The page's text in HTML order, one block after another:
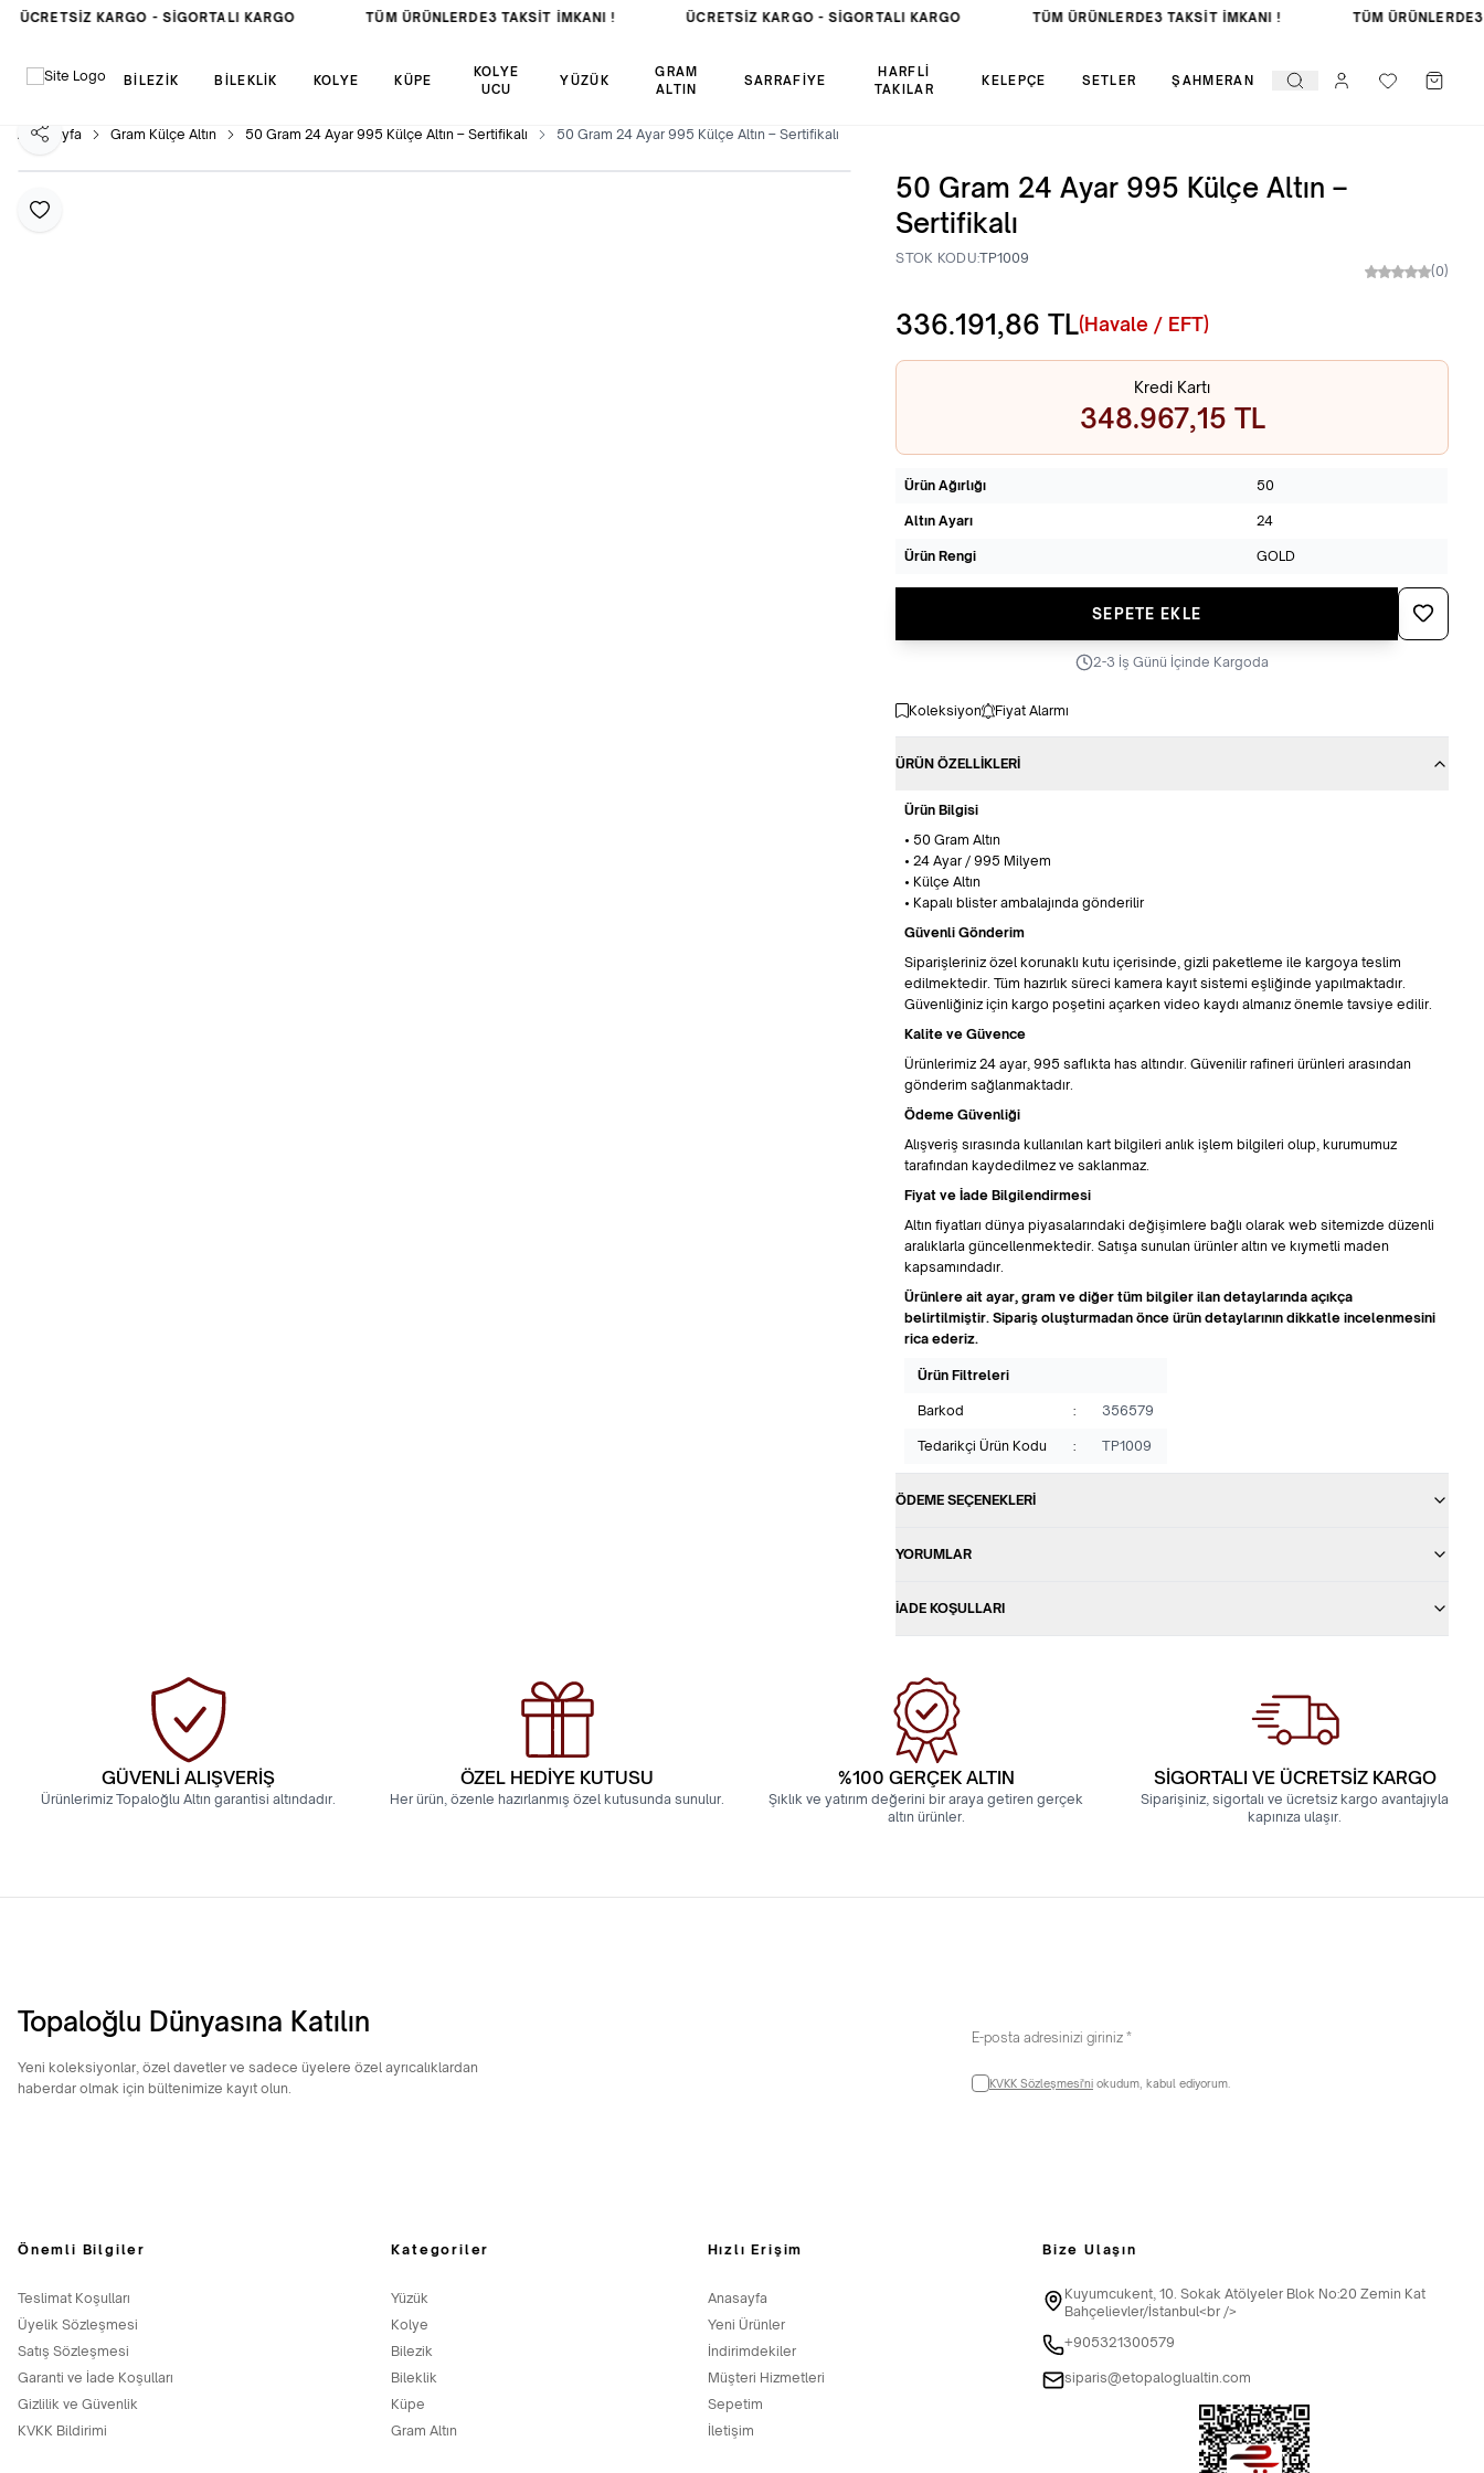
ÜCRETSIZ KARGO - SIGORTALI KARGO TÜM ÜRÜNLERDE3 TAKSİT İMKANI ! ÜCRETSIZ KARGO - SIGORTALI KARGO TÜM ÜRÜNLERDE3 TAKSİT İMKANI ! TÜM ÜRÜNLERDE3
BİLEZİK BİLEKLİK KOLYE KÜPE
KOLYE
UCU
YÜZÜK
GRAM
ALTIN
SARRAFİYE
HARFLİ
TAKILAR
KELEPÇE SETLER ŞAHMERAN
Ana Sayfa Gram Külçe Altın 50 Gram 24 Ayar 995 Külçe Altın – Sertifikalı 50 Gram 24 Ayar 995 Külçe Altın – Sertifikalı
Favoriye Ekle
Paylaş
50 Gram 24 Ayar 995 Külçe Altın –
Sertifikalı
STOK KODU:TP1009
(0)
336.191,86 TL(Havale / EFT)
Kredi Kartı
348.967,15 TL
Ürün Ağırlığı 50
Altın Ayarı 24
Ürün Rengi GOLD
SEPETE EKLE Favoriye
2-3 İş Günü İçinde Kargoda
Koleksiyon Fiyat Alarmı
ÜRÜN ÖZELLIKLERI
Ürün Bilgisi
• 50 Gram Altın
• 24 Ayar / 995 Milyem
• Külçe Altın
• Kapalı blister ambalajında gönderilir
Güvenli Gönderim
Siparişleriniz özel korunaklı kutu içerisinde, gizli paketleme ile kargoya teslim
edilmektedir. Tüm hazırlık süreci kamera kayıt sistemi eşliğinde yapılmaktadır.
Güvenliğiniz için kargo poşetini açarken video kaydı almanız önemle tavsiye edilir.
Kalite ve Güvence
Ürünlerimiz 24 ayar, 995 saflıkta has altındır. Güvenilir rafineri ürünleri arasından
gönderim sağlanmaktadır.
Ödeme Güvenliği
Alışveriş sırasında kullanılan kart bilgileri anlık işlem bilgileri olup, kurumumuz
tarafından kaydedilmez ve saklanmaz.
Fiyat ve İade Bilgilendirmesi
Altın fiyatları dünya piyasalarındaki değişimlere bağlı olarak web sitemizde düzenli
aralıklarla güncellenmektedir. Satışa sunulan ürünler altın ve kıymetli maden
kapsamındadır.
Ürünlere ait ayar, gram ve diğer tüm bilgiler ilan detaylarında açıkça
belirtilmiştir. Sipariş oluşturmadan önce ürün detaylarının dikkatle incelenmesini
rica ederiz.
Ürün Filtreleri
Barkod : 356579
Tedarikçi Ürün Kodu : TP1009
ÖDEME SEÇENEKLERI
YORUMLAR
İADE KOŞULLARI
GÜVENLİ ALIŞVERİŞ
Ürünlerimiz Topaloğlu Altın garantisi altındadır.
ÖZEL HEDİYE KUTUSU
Her ürün, özenle hazırlanmış özel kutusunda sunulur.
%100 GERÇEK ALTIN
Şıklık ve yatırım değerini bir araya getiren gerçek
altın ürünler.
SİGORTALI VE ÜCRETSİZ KARGO
Siparişiniz, sigortalı ve ücretsiz kargo avantajıyla
kapınıza ulaşır.
Topaloğlu Dünyasına Katılın
Yeni koleksiyonlar, özel davetler ve sadece üyelere özel ayrıcalıklardan
haberdar olmak için bültenimize kayıt olun.
KVKK Sözleşmesi'ni okudum, kabul ediyorum.
Önemli Bilgiler
Teslimat Koşulları
Üyelik Sözleşmesi
Satış Sözleşmesi
Garanti ve İade Koşulları
Gizlilik ve Güvenlik
KVKK Bildirimi
Kategoriler
Yüzük
Kolye
Bilezik
Bileklik
Küpe
Gram Altın
Hızlı Erişim
Anasayfa
Yeni Ürünler
İndirimdekiler
Müşteri Hizmetleri
Sepetim
İletişim
Bize Ulaşın
Kuyumcukent, 10. Sokak Atölyeler Blok No:20 Zemin Kat
Bahçelievler/İstanbul<br />
+905321300579
siparis@etopaloglualtin.com